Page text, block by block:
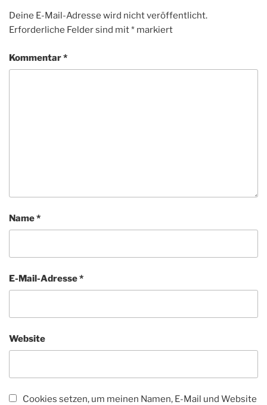
Deine E-Mail-Adresse wird nicht veröffentlicht.
Erforderliche Felder sind mit* markiert
Kommentar*
Name*
E-Mail-Adresse*
Website
Cookies setzen, um meinen Namen, E-Mail und Website